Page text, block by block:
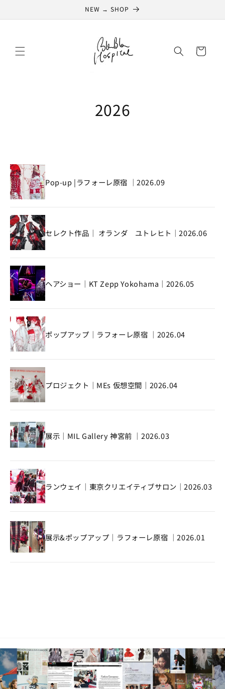
進む
NEW → SHOP
ー
2026
Pop-up |ラフォーレ原宿 ｜2026.09
セレクト作品｜ オランダ ユトレヒト｜2026.06
ヘアショー｜KT Zepp Yokohama｜2026.05
ポップアップ｜ラフォーレ原宿 ｜2026.04
プロジェクト｜MEs 仮想空間｜2026.04
展示｜MIL Gallery 神宮前 ｜2026.03
ランウェイ｜東京クリエイティブサロン｜2026.03
展示&ポップアップ｜ラフォーレ原宿 ｜2026.01